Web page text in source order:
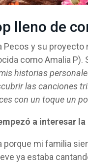
lleno de
Pecos y su
como Amalia P).
historias
las canciones
con un toque un
a interesar la
porque mi familia
ya estaba